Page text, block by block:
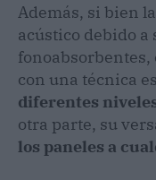
Además, si bien
acústico debido a
fonoabsorbentes,
con una técnica
diferentes
otra parte, su
los paneles a